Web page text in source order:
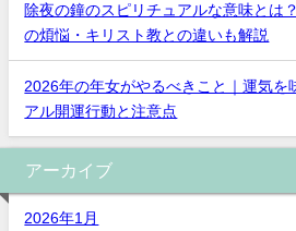
除夜の鐘のスピリチュアルな意味とは
の煩悩・キリスト教との違いも解説
2026年の年女がやるべきこと｜運気を
アル開運行動と注意点
アーカイブ
2026年1月